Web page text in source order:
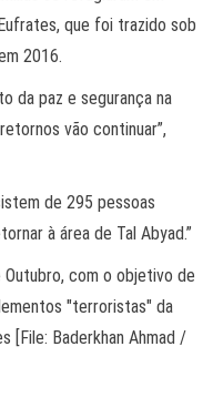
que foi trazido sob
2016.
da paz e segurança na
vão continuar”,
de 295 pessoas
à área de Tal Abyad.”